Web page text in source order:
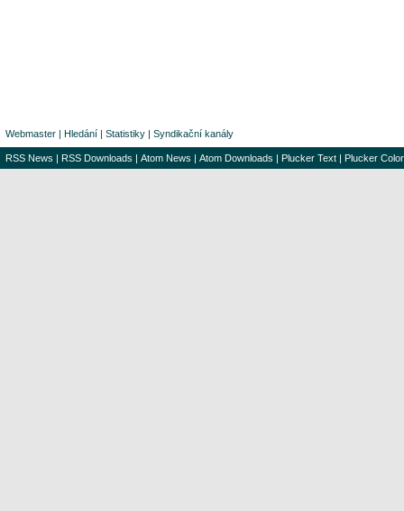
Webmaster | Hledání | Statistiky | Syndikační kanály
RSS News | RSS Downloads | Atom News | Atom Downloads | Plucker Text | Plucker Color